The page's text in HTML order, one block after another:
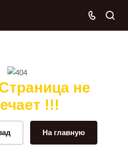
не
!!!
На главную